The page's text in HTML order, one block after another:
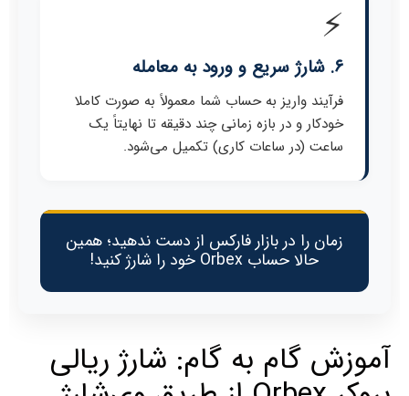
⚡
۶. شارژ سریع و ورود به معامله
فرآیند واریز به حساب شما معمولاً به صورت کاملا
خودکار و در بازه زمانی چند دقیقه تا نهایتاً یک
ساعت (در ساعات کاری) تکمیل می‌شود.
زمان را در بازار فارکس از دست ندهید؛ همین
حالا حساب Orbex خود را شارژ کنید!
آموزش گام به گام: شارژ ریالی